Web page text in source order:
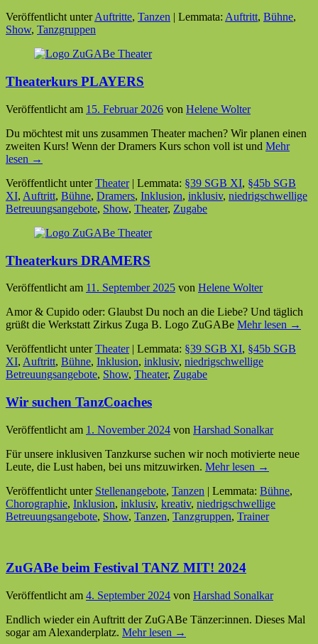
Veröffentlicht unterAuftritte, Tanzen | Lemmata: Auftritt, Bühne,
Show, Tanzgruppen
Theaterkurs PLAYERS
Veröffentlicht am 15. Februar 2026 von Helene Wolter
Du möchtest mit uns zusammen Theater machen? Wir planen einen
zweiten Kurs! Wenn der Dramers Kurs schon voll ist und Mehr
lesen →
Veröffentlicht unterTheater| Lemmata: §39 SGB XI, §45b SGB
XI, Auftritt, Bühne, Dramers, Inklusion, inklusiv, niedrigschwellige
Betreuungsangebote, Show, Theater, Zugabe
Theaterkurs DRAMERS
Veröffentlicht am 11. September 2025 von Helene Wolter
Amor & Cupido oder: Glaubst Du noch an die Liebe? Und täglich
grüßt die Werkstatt Zirkus Zuga B. Logo ZuGABe Mehr lesen →
Veröffentlicht unterTheater| Lemmata: §39 SGB XI, §45b SGB
XI, Auftritt, Bühne, Inklusion, inklusiv, niedrigschwellige
Betreuungsangebote, Show, Theater, Zugabe
Wir suchen TanzCoaches
Veröffentlicht am 1. November 2024 von Harshad Sonalkar
Für unsere inklusiven Tanzkurse suchen wir noch motivierte neue
Leute, die Lust haben, bei uns mitzuwirken. Mehr lesen →
Veröffentlicht unter Stellenangebote, Tanzen | Lemmata: Bühne,
Chorographie, Inklusion, inklusiv, kreativ, niedrigschwellige
Betreuungsangebote, Show, Tanzen, Tanzgruppen, Trainer
ZuGABe beim Festival TANZ MIT! 2024
Veröffentlicht am 4. September 2024 von Harshad Sonalkar
Endlich wieder ein Auftritt der ZuGABe Tänzer:innen. Dieses Mal
sogar am Alexanderplatz. Mehr lesen →